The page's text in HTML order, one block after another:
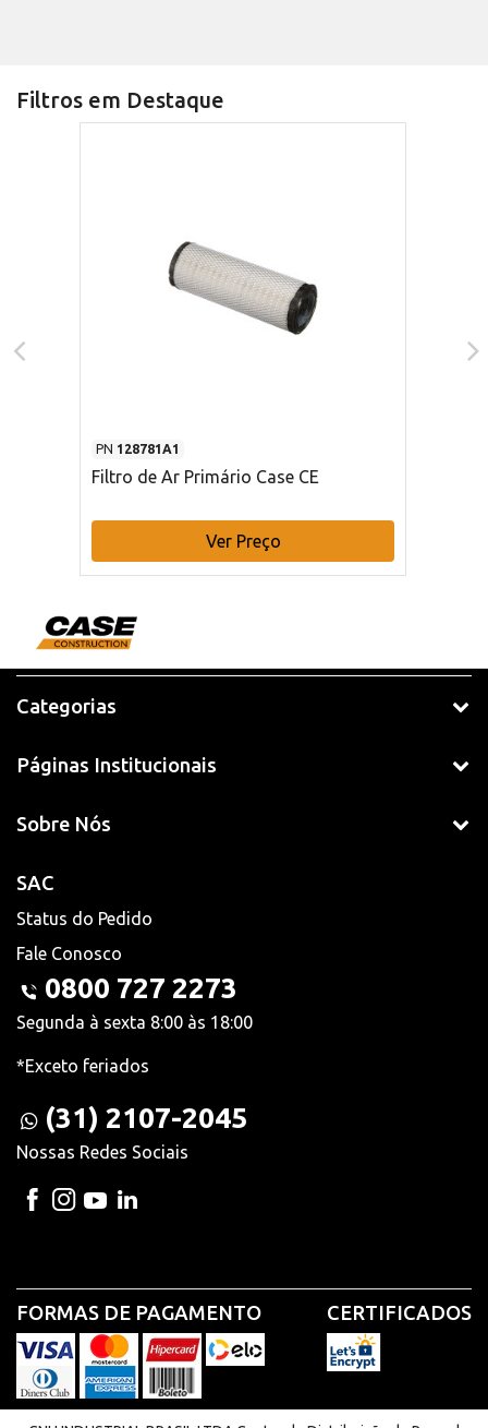
Filtros em Destaque
PN 128781A1
Filtro de Ar Primário Case CE
Ver Preço
Categorias
Páginas Institucionais
Sobre Nós
SAC
Status do Pedido
Fale Conosco
0800 727 2273
Segunda à sexta 8:00 às 18:00
*Exceto feriados
(31) 2107-2045
Nossas Redes Sociais
FORMAS DE PAGAMENTO CERTIFICADOS